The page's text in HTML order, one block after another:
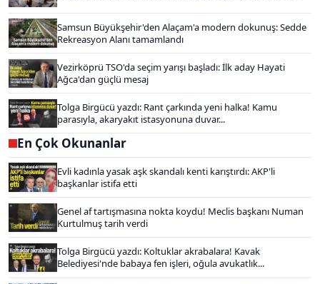
Samsun Büyükşehir'den Alaçam'a modern dokunuş: Sedde
Rekreasyon Alanı tamamlandı
Vezirköprü TSO'da seçim yarışı başladı: İlk aday Hayati
Ağca'dan güçlü mesaj
Tolga Birgücü yazdı: Rant çarkında yeni halka! Kamu
parasıyla, akaryakıt istasyonuna duvar...
En Çok Okunanlar
Evli kadınla yasak aşk skandalı kenti karıştırdı: AKP'li
başkanlar istifa etti
Genel af tartışmasına nokta koydu! Meclis başkanı Numan
Kurtulmuş tarih verdi
Tolga Birgücü yazdı: Koltuklar akrabalara! Kavak
Belediyesi'nde babaya fen işleri, oğula avukatlık...